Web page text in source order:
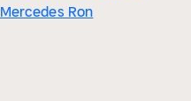
Mercedes Ron